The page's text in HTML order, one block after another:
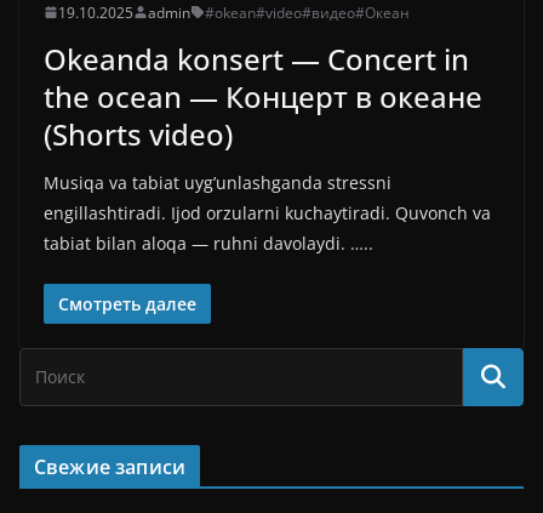
19.10.2025 admin #okean#video#видео#Океан
Okeanda konsert — Concert in
the ocean — Концерт в океане
(Shorts video)
Musiqa va tabiat uyg’unlashganda stressni
engillashtiradi. Ijod orzularni kuchaytiradi. Quvonch va
tabiat bilan aloqa — ruhni davolaydi. …..
Смотреть далее
Свежие записи